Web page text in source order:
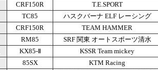
CRF150R T.E.SPORT
TC85 ハスクバーナ ELF レーシング
CRF150R TEAM HAMMER
RM85 SRF 関東 オートスポーツ清水
KX85-Ⅱ KSSR Team mickey
85SX KTM Racing